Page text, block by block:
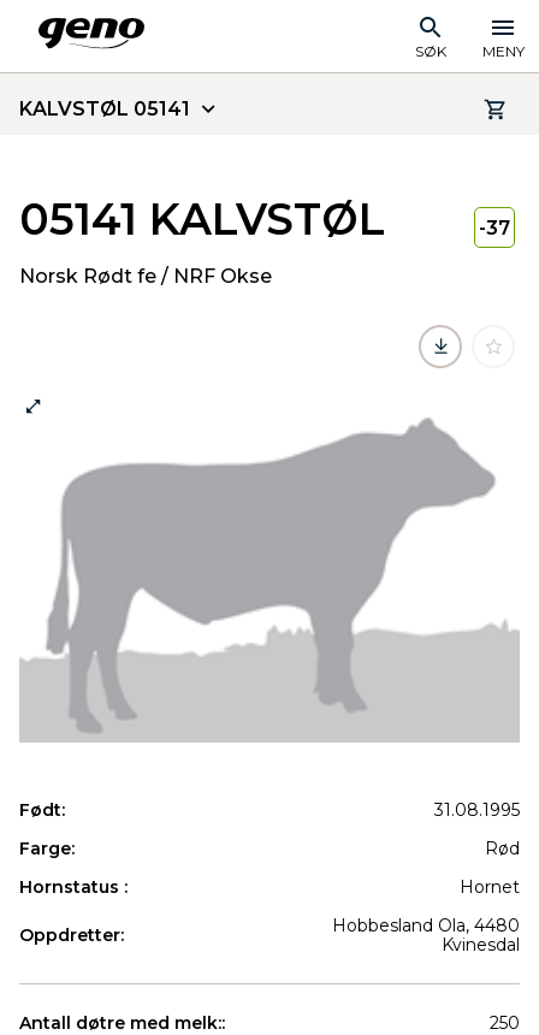
SØK MENY
KALVSTØL 05141
05141 KALVSTØL
Norsk Rødt fe / NRF Okse
-37
Født:
31.08.1995
Farge:
Rød
Hornstatus :
Hornet
Oppdretter:
Hobbesland Ola, 4480
Kvinesdal
Antall døtre med melk::
250